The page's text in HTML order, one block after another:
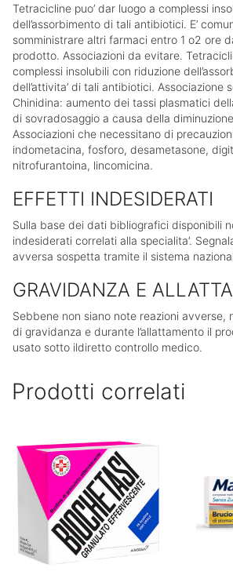
Tetracicline puo’ dar luogo a complessi
dell’assorbimento di tali antibiotici. E’
somministrare altri farmaci entro 1 o2 ore
prodotto. Associazioni da evitare.
complessi insolubili con riduzione
dell’attivita’ di tali antibiotici. Associazione
Chinidina: aumento dei tassi plasmatici
di sovradosaggio a causa della
Associazioni che necessitano di
indometacina, fosforo, desametasone,
nitrofurantoina, lincomicina.
EFFETTI INDESIDERATI
Sulla base dei dati bibliografici disponibili
indesiderati correlati alla specialita’.
avversa sospetta tramite il sistema
GRAVIDANZA E
Sebbene non siano note reazioni avverse,
di gravidanza e durante l’allattamento il
usato sotto ildiretto controllo medico.
Prodotti correlati